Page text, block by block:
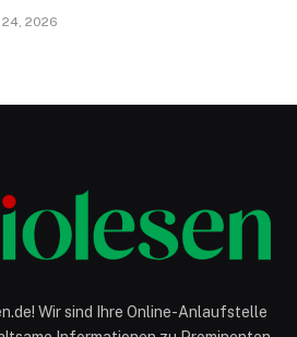
24, 2026
Wir sind Ihre Online-Anlaufstelle